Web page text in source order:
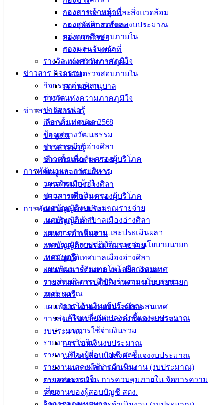
กองการเจ้าหน้าที่
กองสวัสดิการสังคม
หน่วยตรวจสอบภายใน
สถานธนานุบาล
รางวัลแห่งความภาคภูมิใจ
ข่าวสาร กิจกรรม
กิจกรรมอ่างศิลา
ข่าวเด่น
ข่าวสารน่ารู้
เลือกตั้งเทศบาล 2568
ข้อมูลทางวัฒนธรรม
วารสารเมืองอ่างศิลา
ข่าวสารเพื่อคุ้มครองผู้บริโภค
การพัฒนาและการบริหาร
แผนพัฒนาห้าปี
แผนการดำเนินงาน
เทศบัญญัติงบประมาณรายจ่าย
เทศบัญญัติเทศบาลเมืองอ่างศิลา
รายงานการติดตามและประเมินผลฯ
รายงานผลการปฏิบัติงานตามนโยบายนายก
เทศมนตรี
แผนพัฒนาด้านเทคโนโลยีสารสนเทศ
การส่งเสริมการมีส่วนร่วมของประชาชน
งบประมาณ
การโอนเงินงบประมาณ
แก้ไขเปลี่ยนแปลงคำชี้แจงงบประมาณ
แผนการใช้จ่ายงินรวม
รายงานการเงิน
รายงานของผู้สอบบัญชี สตง.
รายงานแสดงผลการดำเนินงาน (งบประมาณ)
ตรวจสอบภายใน การควบคุมภายใน จัดการความ
เสี่ยง
กองสาธารณสุขและสิ่งแวดล้อม
กองยุทธศาสตร์และงบประมาณ
กองการศึกษา
กองการเจ้าหน้าที่
กองสวัสดิการสังคม
หน่วยตรวจสอบภายใน
สถานธนานุบาล
รางวัลแห่งความภาคภูมิใจ
ข่าวสาร กิจกรรม
กิจกรรมอ่างศิลา
ข่าวเด่น
ข่าวสารน่ารู้
เลือกตั้งเทศบาล 2568
ข้อมูลทางวัฒนธรรม
วารสารเมืองอ่างศิลา
ข่าวสารเพื่อคุ้มครองผู้บริโภค
การพัฒนาและการบริหาร
แผนพัฒนาห้าปี
แผนการดำเนินงาน
เทศบัญญัติงบประมาณรายจ่าย
เทศบัญญัติเทศบาลเมืองอ่างศิลา
รายงานการติดตามและประเมินผลฯ
รายงานผลการปฏิบัติงานตามนโยบายนายก
เทศมนตรี
แผนพัฒนาด้านเทคโนโลยีสารสนเทศ
การส่งเสริมการมีส่วนร่วมของประชาชน
งบประมาณ
การโอนเงินงบประมาณ
แก้ไขเปลี่ยนแปลงคำชี้แจงงบประมาณ
แผนการใช้จ่ายงินรวม
รายงานการเงิน
รายงานของผู้สอบบัญชี สตง.
จ้างเหมาทำความสะอาด อาคารสำนักงาน
เทศบาล
เมืองอ่าง
สำนักงาน
เทศบาลเมือง
อ่างศิลา 90/338
ม.3 ต.เสม็ด
อ.เมือง จ.ชลบุรี
142-100-104